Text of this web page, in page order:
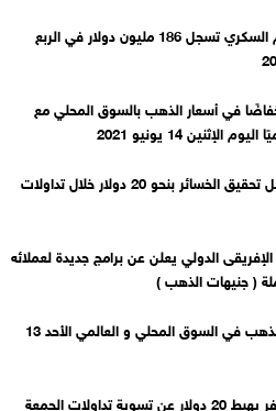
إيرادات منجم السكري تسجل 186 مليون دولار في الربع
في أسعار الذهب بالسوق المحلي مع
الإثنين 14 يونيو 2021
الذهب يواصل تحقيق الخسائر بنحو 20 دولار خلال تداولات
الإفريقى الدولي يعلن عن برامج جديدة لعملائه
( جنيهات الذهب )
ثبات أسعار الذهب في السوق المحلي و العالمي الأحد 13
تداولات الجمعة